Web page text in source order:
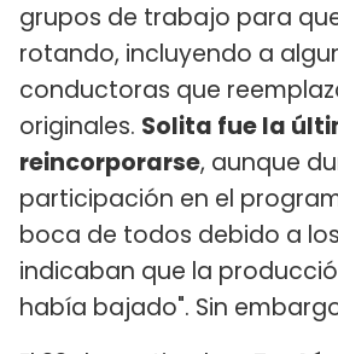
grupos de trabajo para
rotando, incluyendo a
conductoras que
originales. Solita fue la
reincorporarse, aunque
participación en el
boca de todos debido a
indicaban que la
había bajado". Sin